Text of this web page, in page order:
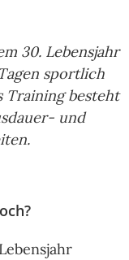
30. Lebensjahr
sportlich
Training besteht
und